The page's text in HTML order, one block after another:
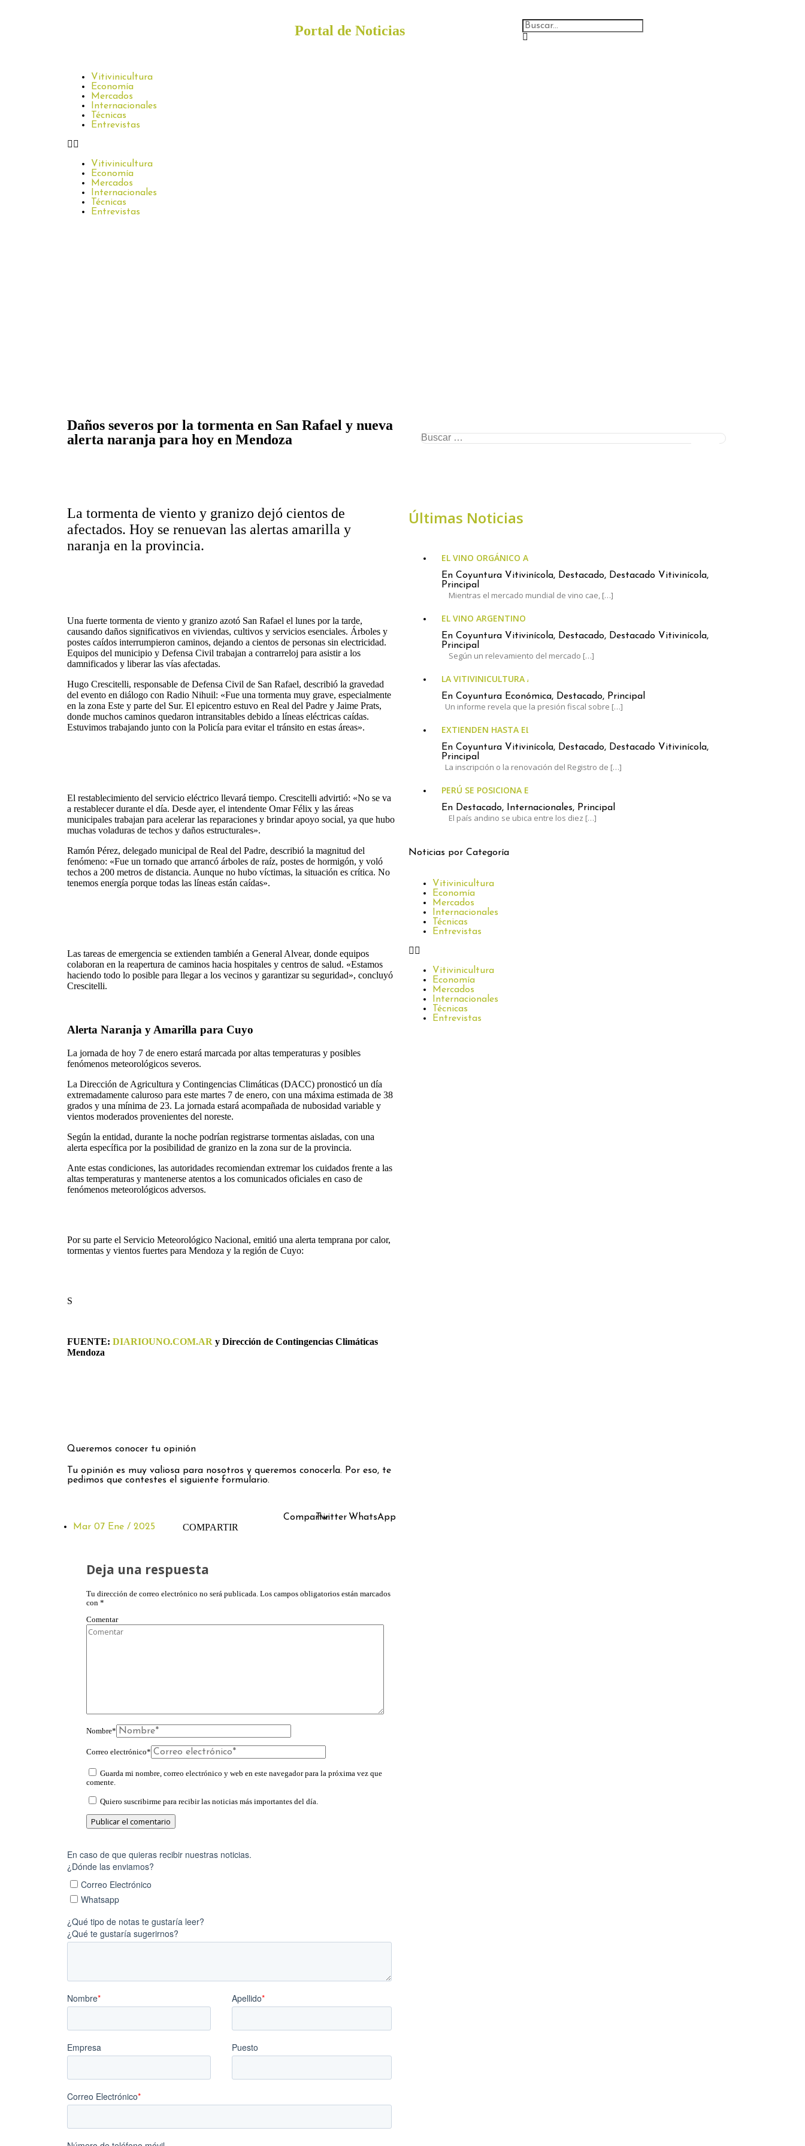
Portal de Noticias
Vitivinicultura
Economía
Mercados
Internacionales
Técnicas
Entrevistas
Vitivinicultura
Economía
Mercados
Internacionales
Técnicas
Entrevistas
Daños severos por la tormenta en San Rafael y nueva
alerta naranja para hoy en Mendoza
La tormenta de viento y granizo dejó cientos de
afectados. Hoy se renuevan las alertas amarilla y
naranja en la provincia.
Una fuerte tormenta de viento y granizo azotó San Rafael el lunes por la tarde,
causando daños significativos en viviendas, cultivos y servicios esenciales. Árboles y
postes caídos interrumpieron caminos, dejando a cientos de personas sin electricidad.
Equipos del municipio y Defensa Civil trabajan a contrarreloj para asistir a los
damnificados y liberar las vías afectadas.
Hugo Crescitelli, responsable de Defensa Civil de San Rafael, describió la gravedad
del evento en diálogo con Radio Nihuil: «Fue una tormenta muy grave, especialmente
en la zona Este y parte del Sur. El epicentro estuvo en Real del Padre y Jaime Prats,
donde muchos caminos quedaron intransitables debido a líneas eléctricas caídas.
Estuvimos trabajando junto con la Policía para evitar el tránsito en estas áreas».
El restablecimiento del servicio eléctrico llevará tiempo. Crescitelli advirtió: «No se va
a restablecer durante el día. Desde ayer, el intendente Omar Félix y las áreas
municipales trabajan para acelerar las reparaciones y brindar apoyo social, ya que hubo
muchas voladuras de techos y daños estructurales».
Ramón Pérez, delegado municipal de Real del Padre, describió la magnitud del
fenómeno: «Fue un tornado que arrancó árboles de raíz, postes de hormigón, y voló
techos a 200 metros de distancia. Aunque no hubo víctimas, la situación es crítica. No
tenemos energía porque todas las líneas están caídas».
Las tareas de emergencia se extienden también a General Alvear, donde equipos
colaboran en la reapertura de caminos hacia hospitales y centros de salud. «Estamos
haciendo todo lo posible para llegar a los vecinos y garantizar su seguridad», concluyó
Crescitelli.
Alerta Naranja y Amarilla para Cuyo
La jornada de hoy 7 de enero estará marcada por altas temperaturas y posibles
fenómenos meteorológicos severos.
La Dirección de Agricultura y Contingencias Climáticas (DACC) pronosticó un día
extremadamente caluroso para este martes 7 de enero, con una máxima estimada de 38
grados y una mínima de 23. La jornada estará acompañada de nubosidad variable y
vientos moderados provenientes del noreste.
Según la entidad, durante la noche podrían registrarse tormentas aisladas, con una
alerta específica por la posibilidad de granizo en la zona sur de la provincia.
Ante estas condiciones, las autoridades recomiendan extremar los cuidados frente a las
altas temperaturas y mantenerse atentos a los comunicados oficiales en caso de
fenómenos meteorológicos adversos.
Por su parte el Servicio Meteorológico Nacional, emitió una alerta temprana por calor,
tormentas y vientos fuertes para Mendoza y la región de Cuyo:
S
FUENTE: DIARIOUNO.COM.AR y Dirección de Contingencias Climáticas
Mendoza
Queremos conocer tu opinión
Tu opinión es muy valiosa para nosotros y queremos conocerla. Por eso, te
pedimos que contestes el siguiente formulario.
Mar 07 Ene / 2025 COMPARTIR
CompartirTwitter WhatsApp
Deja una respuesta
Tu dirección de correo electrónico no será publicada. Los campos obligatorios están marcados
con *
Comentar
Nombre*
Correo electrónico*
Guarda mi nombre, correo electrónico y web en este navegador para la próxima vez que
comente.
Quiero suscribirme para recibir las noticias más importantes del día.
Últimas Noticias
EL VINO ORGÁNICO ARGENTINO CRECE A CONTRAMANO DEL CONSUMO GLOBAL
En Coyuntura Vitivinícola, Destacado, Destacado Vitivinícola,
Principal
Mientras el mercado mundial de vino cae, […]
EL VINO ARGENTINO AUMENTÓ MENOS QUE LA INFLACIÓN
En Coyuntura Vitivinícola, Destacado, Destacado Vitivinícola,
Principal
Según un relevamiento del mercado […]
LA VITIVINICULTURA ARGENTINA, AL LÍMITE: EL ESTADO SE LLEVA EL 62% DE SUS
En Coyuntura Económica, Destacado, Principal
Un informe revela que la presión fiscal sobre […]
EXTIENDEN HASTA EL 30 DE JUNIO EL PLAZO PARA ACTUALIZAR EL RUT-SIA
En Coyuntura Vitivinícola, Destacado, Destacado Vitivinícola,
Principal
La inscripción o la renovación del Registro de […]
PERÚ SE POSICIONA ENTRE LOS LÍDERES MUNDIALES EN UVA DE MESA CON UN
En Destacado, Internacionales, Principal
El país andino se ubica entre los diez […]
Noticias por Categoría
Vitivinicultura
Economía
Mercados
Internacionales
Técnicas
Entrevistas
Vitivinicultura
Economía
Mercados
Internacionales
Técnicas
Entrevistas